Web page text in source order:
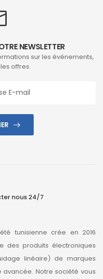
NEWSLETTER
sur les événements,
offres.
nous 24/7
tunisienne crée en 2016
des produits électroniques
Guidage linéaire) de marques
Notre société vous